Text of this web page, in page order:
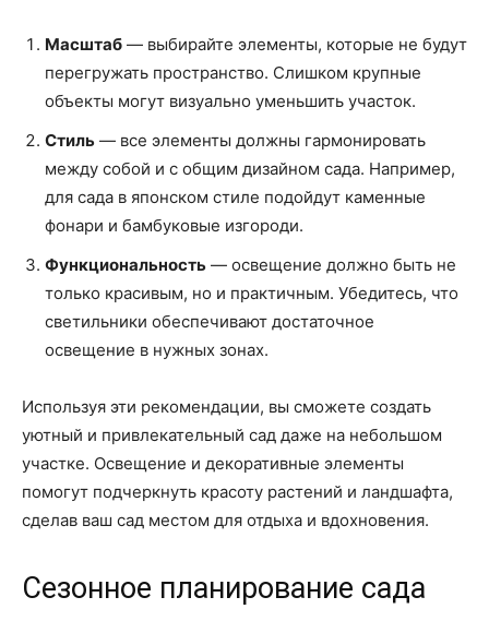
Масштаб — выбирайте элементы, которые не будут
перегружать пространство. Слишком крупные
объекты могут визуально уменьшить участок.
Стиль — все элементы должны гармонировать
между собой и с общим дизайном сада. Например,
для сада в японском стиле подойдут каменные
фонари и бамбуковые изгороди.
Функциональность — освещение должно быть не
только красивым, но и практичным. Убедитесь, что
светильники обеспечивают достаточное
освещение в нужных зонах.
Используя эти рекомендации, вы сможете создать
уютный и привлекательный сад даже на небольшом
участке. Освещение и декоративные элементы
помогут подчеркнуть красоту растений и ландшафта,
сделав ваш сад местом для отдыха и вдохновения.
Сезонное планирование сада